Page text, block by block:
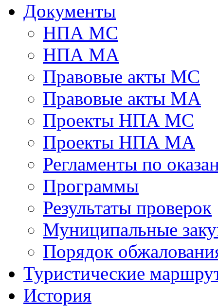
Документы
НПА МС
НПА МА
Правовые акты МС
Правовые акты МА
Проекты НПА МС
Проекты НПА МА
Регламенты по
Программы
Результаты проверок
Муниципальные
Порядок
Туристические
История